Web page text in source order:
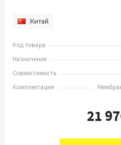
Китай
Код товара
Назначение
Совместимость
Комплектация
21